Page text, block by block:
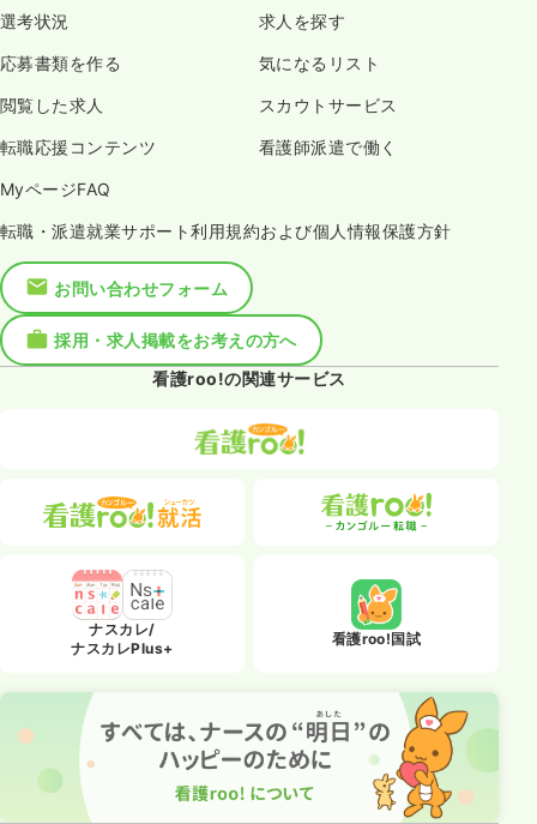
選考状況 求人を探す
応募書類を作る 気になるリスト
閲覧した求人 スカウトサービス
転職応援コンテンツ 看護師派遣で働く
MyページFAQ
転職・派遣就業サポート利用規約および個人情報保護方針
お問い合わせフォーム
採用・求人掲載をお考えの方へ
看護roo!の関連サービス
ナスカレ/
ナスカレPlus+
看護roo!国試